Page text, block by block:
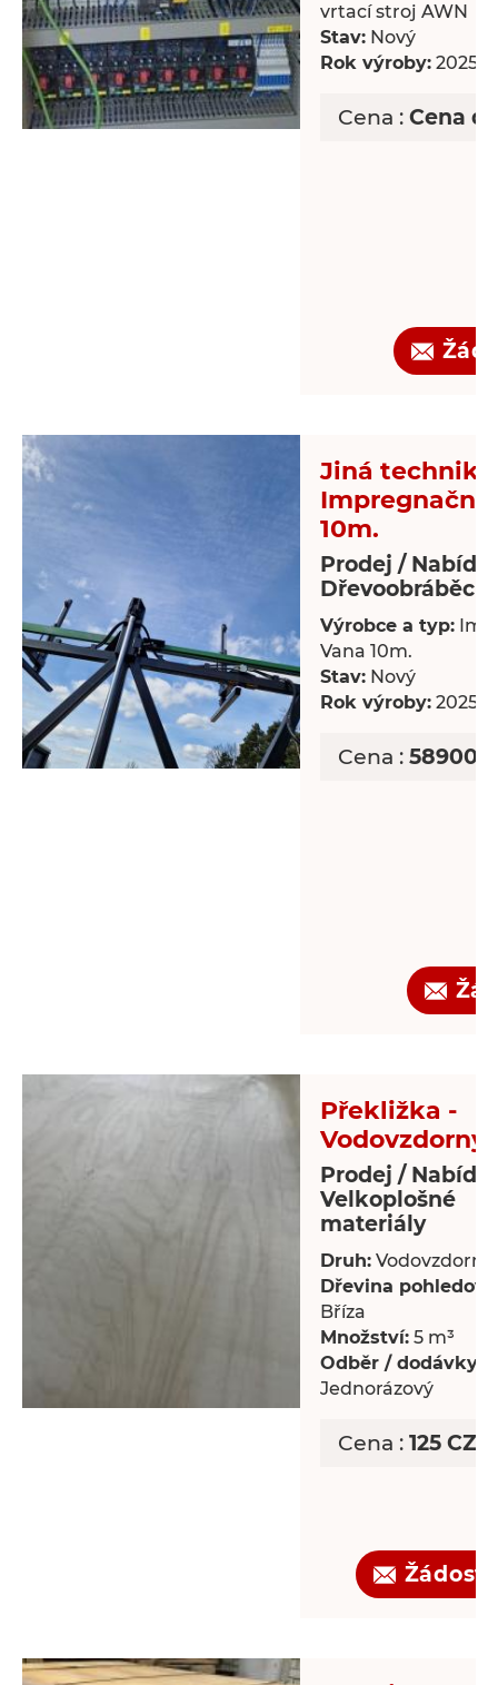
vrtací stroj AWN
Stav: Nový
Rok výroby: 2025
Cena : Cena
Jiná technika
Impregnační
10m.
Prodej /
Dřevoobráběcí
Výrobce a typ:
Vana 10m.
Stav: Nový
Rok výroby: 2025
Cena : 589000
Překližka -
Vodovzdorný
Prodej /
Velkoplošné
materiály
Druh: Vodovzdorný
Dřevina
Bříza
Množství: 5 m³
Odběr / dodávky:
Jednorázový
Cena : 125
Žádost